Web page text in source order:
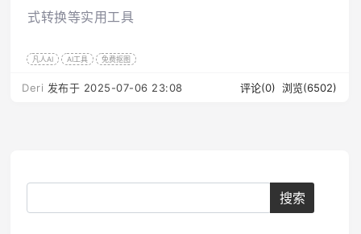
式转换等实用工具
凡人AI AI工具 免费抠图
Deri 发布于 2025-07-06 23:08 评论(0) 浏览(6502)